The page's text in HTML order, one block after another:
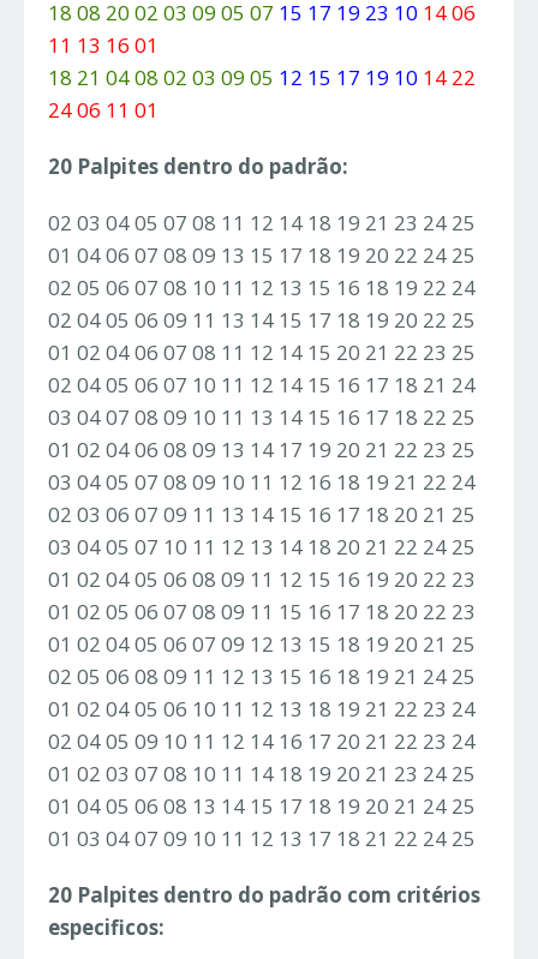
18 08 20 02 03 09 05 07 15 17 19 23 10 14 06
11 13 16 01
18 21 04 08 02 03 09 05 12 15 17 19 10 14 22
24 06 11 01
20 Palpites dentro do padrão:
02 03 04 05 07 08 11 12 14 18 19 21 23 24 25
01 04 06 07 08 09 13 15 17 18 19 20 22 24 25
02 05 06 07 08 10 11 12 13 15 16 18 19 22 24
02 04 05 06 09 11 13 14 15 17 18 19 20 22 25
01 02 04 06 07 08 11 12 14 15 20 21 22 23 25
02 04 05 06 07 10 11 12 14 15 16 17 18 21 24
03 04 07 08 09 10 11 13 14 15 16 17 18 22 25
01 02 04 06 08 09 13 14 17 19 20 21 22 23 25
03 04 05 07 08 09 10 11 12 16 18 19 21 22 24
02 03 06 07 09 11 13 14 15 16 17 18 20 21 25
03 04 05 07 10 11 12 13 14 18 20 21 22 24 25
01 02 04 05 06 08 09 11 12 15 16 19 20 22 23
01 02 05 06 07 08 09 11 15 16 17 18 20 22 23
01 02 04 05 06 07 09 12 13 15 18 19 20 21 25
02 05 06 08 09 11 12 13 15 16 18 19 21 24 25
01 02 04 05 06 10 11 12 13 18 19 21 22 23 24
02 04 05 09 10 11 12 14 16 17 20 21 22 23 24
01 02 03 07 08 10 11 14 18 19 20 21 23 24 25
01 04 05 06 08 13 14 15 17 18 19 20 21 24 25
01 03 04 07 09 10 11 12 13 17 18 21 22 24 25
20 Palpites dentro do padrão com critérios
especificos: